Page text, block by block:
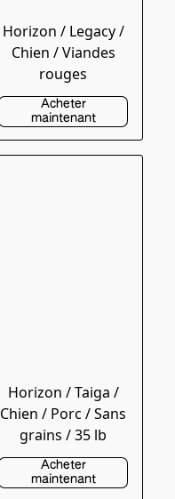
Horizon / Legacy /
Chien / Viandes
rouges
Acheter
maintenant
Horizon / Taiga /
Chien / Porc / Sans
grains / 35 lb
Acheter
maintenant